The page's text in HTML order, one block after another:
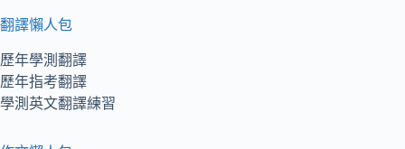
翻譯懶人包
歷年學測翻譯
歷年指考翻譯
學測英文翻譯練習